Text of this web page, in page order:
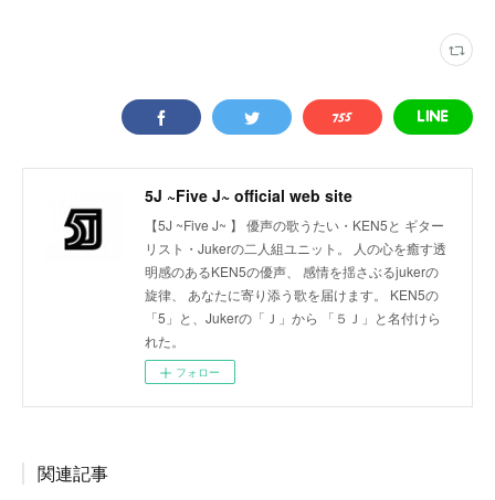
5J ~Five J~ official web site
【5J ~Five J~ 】 優声の歌うたい・KEN5と ギター
リスト・Jukerの二人組ユニット。 人の心を癒す透
明感のあるKEN5の優声、 感情を揺さぶるjukerの
旋律、 あなたに寄り添う歌を届けます。 KEN5の
「5」と、Jukerの「Ｊ」から 「５Ｊ」と名付けら
れた。
フォロー
関連記事